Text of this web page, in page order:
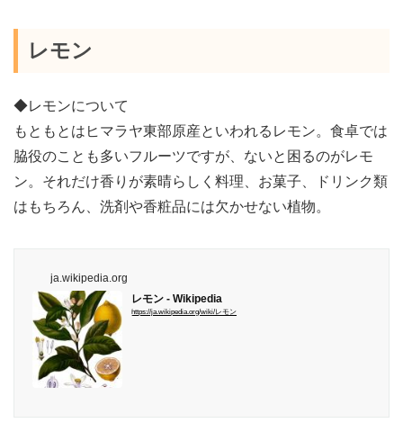
レモン
◆レモンについて
もともとはヒマラヤ東部原産といわれるレモン。食卓では
脇役のことも多いフルーツですが、ないと困るのがレモ
ン。それだけ香りが素晴らしく料理、お菓子、ドリンク類
はもちろん、洗剤や香粧品には欠かせない植物。
ja.wikipedia.org
レモン - Wikipedia
https://ja.wikipedia.org/wiki/レモン